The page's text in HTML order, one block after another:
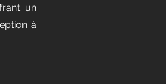
un
à